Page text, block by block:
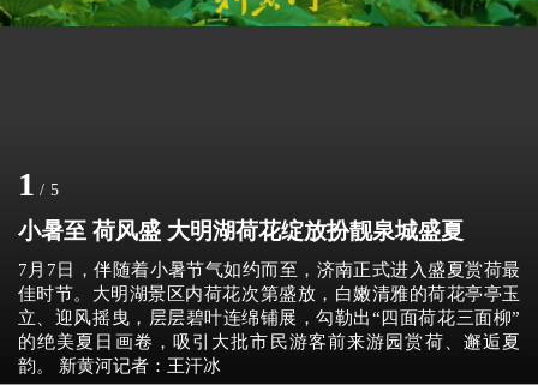
1 / 5
小暑至 荷风盛 大明湖荷花绽放扮靓泉城盛夏
7月7日，伴随着小暑节气如约而至，济南正式进入盛夏赏荷最
佳时节。大明湖景区内荷花次第盛放，白嫩清雅的荷花亭亭玉
立、迎风摇曳，层层碧叶连绵铺展，勾勒出“四面荷花三面柳”
的绝美夏日画卷，吸引大批市民游客前来游园赏荷、邂逅夏
韵。 新黄河记者：王汗冰